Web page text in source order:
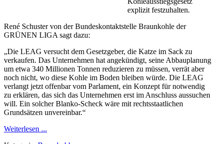
explizit festzuhalten.
René Schuster von der Bundeskontaktstelle Braunkohle der
GRÜNEN LIGA sagt dazu:
„Die LEAG versucht dem Gesetzgeber, die Katze im Sack zu
verkaufen. Das Unternehmen hat angekündigt, seine Abbauplanung
um etwa 340 Millionen Tonnen reduzieren zu müssen, verrät aber
noch nicht, wo diese Kohle im Boden bleiben würde. Die LEAG
verlangt jetzt offenbar vom Parlament, ein Konzept für notwendig
zu erklären, das sich das Unternehmen erst im Anschluss aussuchen
will. Ein solcher Blanko-Scheck wäre mit rechtsstaatlichen
Grundsätzen unvereinbar.“
Weiterlesen ...